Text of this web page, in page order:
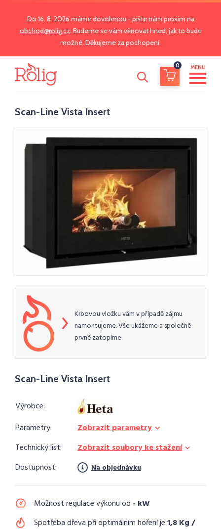
Do 16. 8. 2026 máme dovolenou - pište nám prosím na
obchod@rolig.cz. Budeme se vám věnovat hned, jak to bude
možné. Děkujeme za pochopení.
0 MENU
Scan-Line Vista Insert
Krbovou vložku vám v případě zájmu
namontujeme. Vše ukážeme a společně
prvně zatopíme.
Scan-Line Vista Insert
Výrobce:
Parametry:
Zobrazit parametry
Technický list:
Zobrazit soubory ke stažení
Dostupnost:
Na objednávku
Možnost regulace výkonu od - kW
Spotřeba dřeva při optimálním hoření je1,8 Kg /